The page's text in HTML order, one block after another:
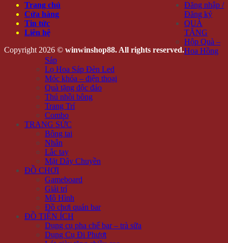
Trang chủ
Cửa hàng
Tin tức
Liên hệ
Copyright 2026 © winwinshop88. All rights reserved.
Đăng nhập /
Đăng ký
QUÀ
TẶNG
Hộp Quà –
Hoa Hồng
Sáp
Lọ Hoa Sáp Đèn Led
Móc khóa – điện thoại
Quà tặng độc đáo
Thú nhồi bông
Trang Trí
Combo
TRANG SỨC
Bông tai
Nhẫn
Lắc tay
Mặt Dây Chuyền
ĐỒ CHƠI
Gameboard
Giải trí
Mô Hình
Đồ chơi quán bar
ĐỒ TIỆN ÍCH
Dụng cụ pha chế bar – trà sữa
Dụng Cụ Đi Phượt